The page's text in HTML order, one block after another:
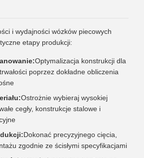
i wydajności wózków piecowych
etapy produkcji:
Optymalizacja konstrukcji dla
poprzez dokładne obliczenia
Ostrożnie wybieraj wysokiej
cegły, konstrukcje stalowe i
Dokonać precyzyjnego cięcia,
zgodnie ze ścisłymi specyfikacjami